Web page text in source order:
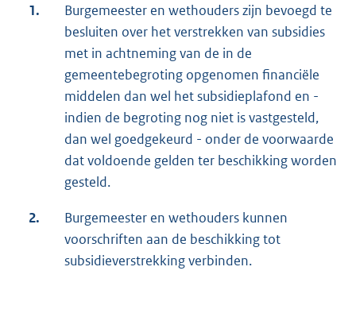
1.
Burgemeester en wethouders zijn bevoegd te
besluiten over het verstrekken van subsidies
met in achtneming van de in de
gemeentebegroting opgenomen financiële
middelen dan wel het subsidieplafond en -
indien de begroting nog niet is vastgesteld,
dan wel goedgekeurd - onder de voorwaarde
dat voldoende gelden ter beschikking worden
gesteld.
2.
Burgemeester en wethouders kunnen
voorschriften aan de beschikking tot
subsidieverstrekking verbinden.